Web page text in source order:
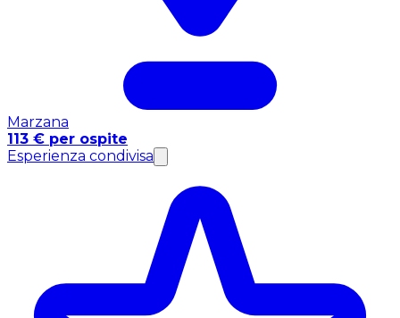
Marzana
113 € per ospite
Esperienza condivisa